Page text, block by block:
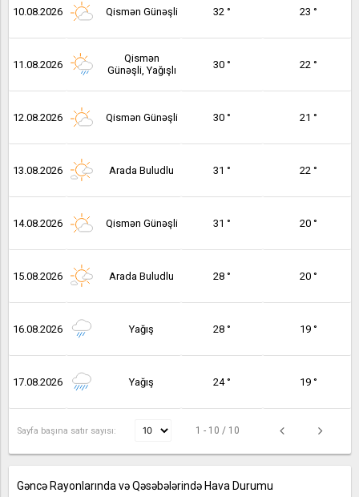
10.08.2026 Qismən Günəşli 32 ° 23 °
11.08.2026
Qismən
Günəşli, Yağışlı
30 ° 22 °
12.08.2026 Qismən Günəşli 30 ° 21 °
13.08.2026 Arada Buludlu 31 ° 22 °
14.08.2026 Qismən Günəşli 31 ° 20 °
15.08.2026 Arada Buludlu 28 ° 20 °
16.08.2026 Yağış 28 ° 19 °
17.08.2026 Yağış 24 ° 19 °
Sayfa başına satır sayısı: 1 - 10 / 10
Gəncə Rayonlarında və Qəsəbələrində Hava Durumu